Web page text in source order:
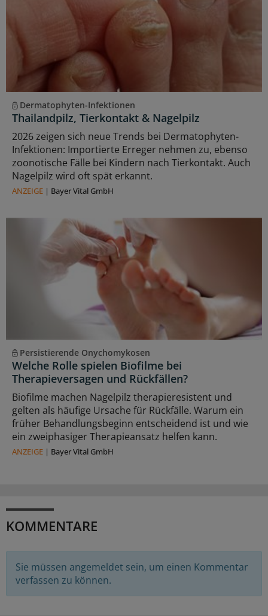
Dermatophyten-Infektionen
Thailandpilz, Tierkontakt & Nagelpilz
2026 zeigen sich neue Trends bei Dermatophyten-
Infektionen: Importierte Erreger nehmen zu, ebenso
zoonotische Fälle bei Kindern nach Tierkontakt. Auch
Nagelpilz wird oft spät erkannt.
ANZEIGE | Bayer Vital GmbH
Persistierende Onychomykosen
Welche Rolle spielen Biofilme bei
Therapieversagen und Rückfällen?
Biofilme machen Nagelpilz therapieresistent und
gelten als häufige Ursache für Rückfälle. Warum ein
früher Behandlungsbeginn entscheidend ist und wie
ein zweiphasiger Therapieansatz helfen kann.
ANZEIGE | Bayer Vital GmbH
KOMMENTARE
Sie müssen angemeldet sein, um einen Kommentar
verfassen zu können.